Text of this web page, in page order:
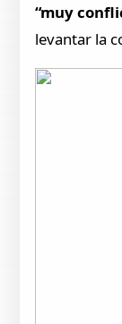
“muy
levantar la